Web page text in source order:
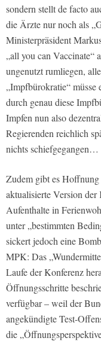
sondern stellt de facto
die Ärzte nur noch als
Ministerpräsident
„all you can Vaccinate“
ungenutzt rumliegen,
„Impfbürokratie“ müsse
durch genau diese
Impfen nun also
Regierenden reichlich
nichts schiefgegangen…
Zudem gibt es
aktualisierte Version der
Aufenthalte in
unter „bestimmten
sickert jedoch eine
MPK: Das
Laufe der Konferenz
Öffnungsschritte
verfügbar – weil der
angekündigte Test-
die